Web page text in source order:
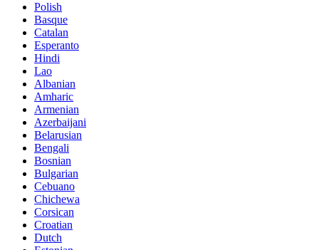
Polish
Basque
Catalan
Esperanto
Hindi
Lao
Albanian
Amharic
Armenian
Azerbaijani
Belarusian
Bengali
Bosnian
Bulgarian
Cebuano
Chichewa
Corsican
Croatian
Dutch